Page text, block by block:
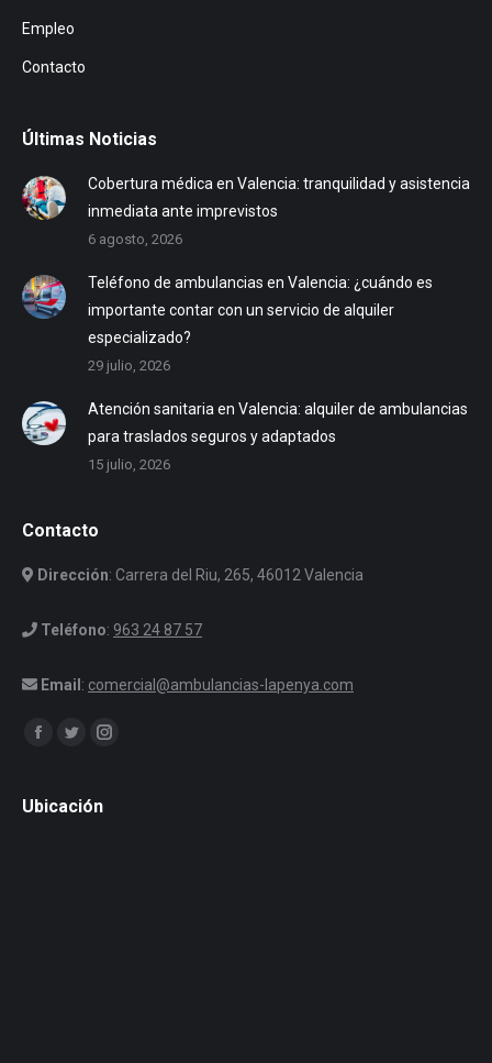
Empleo
Contacto
Últimas Noticias
Cobertura médica en Valencia: tranquilidad y asistencia
inmediata ante imprevistos
6 agosto, 2026
Teléfono de ambulancias en Valencia: ¿cuándo es
importante contar con un servicio de alquiler
especializado?
29 julio, 2026
Atención sanitaria en Valencia: alquiler de ambulancias
para traslados seguros y adaptados
15 julio, 2026
Contacto
Dirección: Carrera del Riu, 265, 46012 Valencia
Teléfono: 963 24 87 57
Email : comercial@ambulancias-lapenya.com
Encuéntranos en:
Facebook
TwitterInstagram
Ubicación